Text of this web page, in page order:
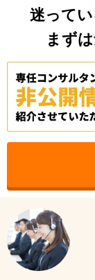
迷って
まず